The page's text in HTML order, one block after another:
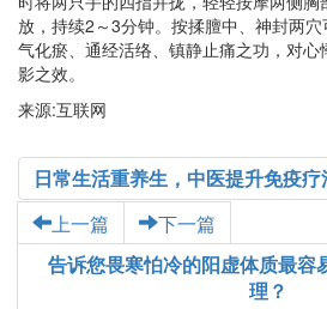
放，持续2～3分钟。按揉膻中、神封两
气化瘀、通经活络、镇静止痛之功，对
影之效。
来源:互联网
日常生活重养生，中医提升免疫
上一篇 下一篇
告诉您畏寒怕冷的阳虚体质最容
理？